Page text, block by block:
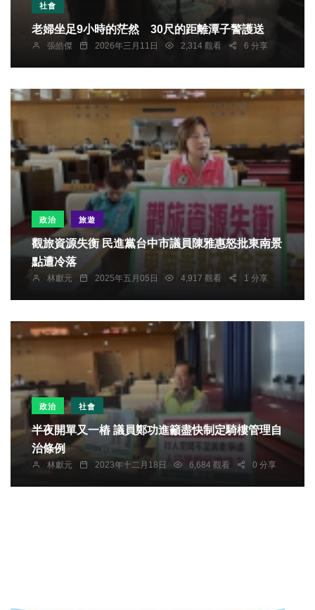
社會
老婦坐足9小時的茫然 30尺的距離潭子警護送
張皓傑 2026年三月11日 2,314 觀看 6 分享
政治 旅遊
觀旅資源失衡 民進黨台中市議員陳雅惠怒批東南景
點遭冷落
林獻元 2025年五月05日 4,917 觀看 1 分享
政治 社會
半夜開單又一樁 議員鄭功進籲盡快制定騎樓管理自
治條例
林獻元 2023年十二月18日 6,684 觀看 0 分享